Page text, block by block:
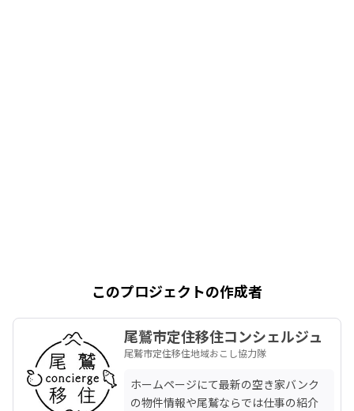
このプロジェクトの作成者
尾鷲市定住移住コンシェルジュ
尾鷲市定住移住地域おこし協力隊
ホームページにて最新の空き家バンク
の物件情報や尾鷲ならでは仕事の紹介